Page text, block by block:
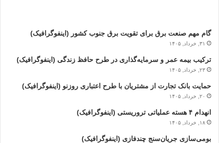
گام مهم صنعت برق برای تقویت برق جنوب کشور (اینفوگرافیک)
۳۱, خرداد, ۱۴۰۵
ترکیب بیمه عمر و سرمایه‌گذاری در طرح حافظ زندگی (اینفوگرافیک)
۲۳, خرداد, ۱۴۰۵
حمایت بانک تجارت از مشتریان با طرح اعتباری روزنو (اینفوگرافیک)
۲۰, خرداد, ۱۴۰۵
انهدام ۴ هسته عملیاتی تروریستی (اینفوگرافیک)
۱۸, خرداد, ۱۴۰۵
بومی‌سازی جریان‌سنج چندفازی (اینفوگرافیک)